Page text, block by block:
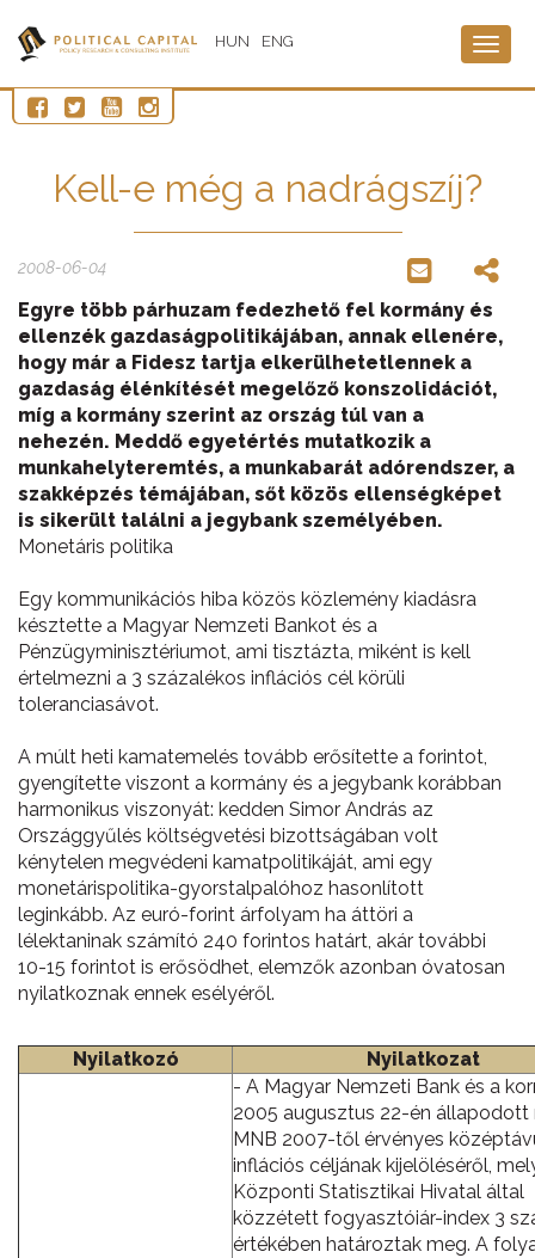
HUN ENG
Kell-e még a nadrágszíj?
2008-06-04
Egyre több párhuzam fedezhető fel kormány és
ellenzék gazdaságpolitikájában, annak ellenére,
hogy már a Fidesz tartja elkerülhetetlennek a
gazdaság élénkítését megelőző konszolidációt,
míg a kormány szerint az ország túl van a
nehezén. Meddő egyetértés mutatkozik a
munkahelyteremtés, a munkabarát adórendszer, a
szakképzés témájában, sőt közös ellenségképet
is sikerült találni a jegybank személyében.
Monetáris politika
Egy kommunikációs hiba közös közlemény kiadásra
késztette a Magyar Nemzeti Bankot és a
Pénzügyminisztériumot, ami tisztázta, miként is kell
értelmezni a 3 százalékos inflációs cél körüli
toleranciasávot.
A múlt heti kamatemelés tovább erősítette a forintot,
gyengítette viszont a kormány és a jegybank korábban
harmonikus viszonyát: kedden Simor András az
Országgyűlés költségvetési bizottságában volt
kénytelen megvédeni kamatpolitikáját, ami egy
monetárispolitika-gyorstalpalóhoz hasonlított
leginkább. Az euró-forint árfolyam ha áttöri a
lélektaninak számító 240 forintos határt, akár további
10-15 forintot is erősödhet, elemzők azonban óvatosan
nyilatkoznak ennek esélyéről.
Nyilatkozó Nyilatkozat
- A Magyar Nemzeti Bank és a
2005 augusztus 22-én állapodott
MNB 2007-től érvényes
inflációs céljának kijelöléséről,
Központi Statisztikai Hivatal által
közzétett fogyasztóiár-index 3
értékében határoztak meg. A